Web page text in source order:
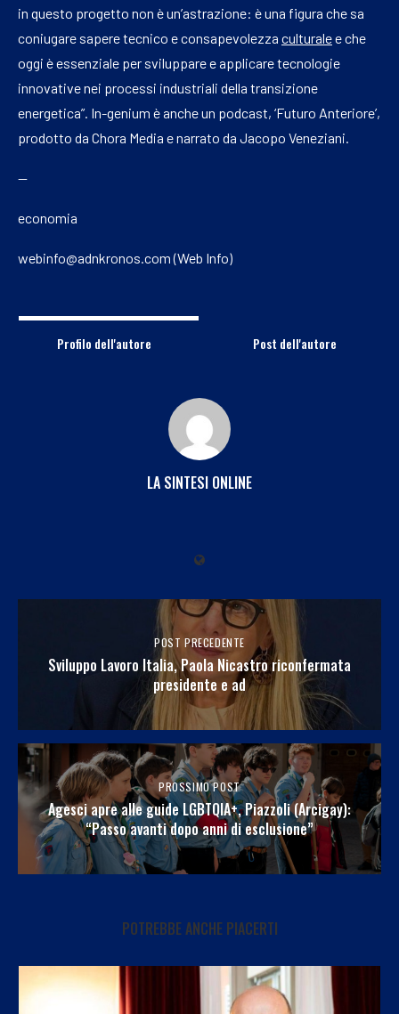
in questo progetto non è un’astrazione: è una figura che sa
coniugare sapere tecnico e consapevolezza culturalee che
oggi è essenziale per sviluppare e applicare tecnologie
innovative nei processi industriali della transizione
energetica”. In-genium è anche un podcast, ‘Futuro Anteriore’,
prodotto da Chora Media e narrato da Jacopo Veneziani.
—
economia
webinfo@adnkronos.com (Web Info)
Profilo dell'autore Post dell'autore
LA SINTESI ONLINE
POST PRECEDENTE
Sviluppo Lavoro Italia, Paola Nicastro riconfermata
presidente e ad
PROSSIMO POST
Agesci apre alle guide LGBTQIA+, Piazzoli (Arcigay):
“Passo avanti dopo anni di esclusione”
POTREBBE ANCHE PIACERTI